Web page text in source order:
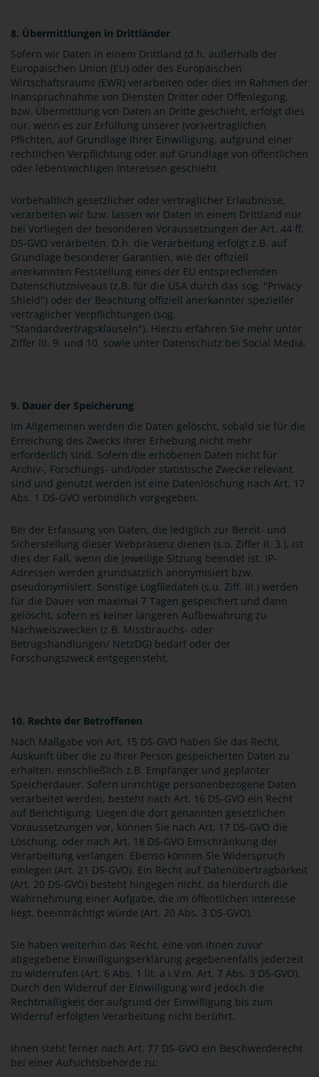
8. Übermittlungen in Drittländer
Sofern wir Daten in einem Drittland (d.h. außerhalb der
Europäischen Union (EU) oder des Europäischen
Wirtschaftsraums (EWR) verarbeiten oder dies im Rahmen der
Inanspruchnahme von Diensten Dritter oder Offenlegung,
bzw. Übermittlung von Daten an Dritte geschieht, erfolgt dies
nur, wenn es zur Erfüllung unserer (vor)vertraglichen
Pflichten, auf Grundlage Ihrer Einwilligung, aufgrund einer
rechtlichen Verpflichtung oder auf Grundlage von öffentlichen
oder lebenswichtigen Interessen geschieht.
Vorbehaltlich gesetzlicher oder vertraglicher Erlaubnisse,
verarbeiten wir bzw. lassen wir Daten in einem Drittland nur
bei Vorliegen der besonderen Voraussetzungen der Art. 44 ff.
DS-GVO verarbeiten. D.h. die Verarbeitung erfolgt z.B. auf
Grundlage besonderer Garantien, wie der offiziell
anerkannten Feststellung eines der EU entsprechenden
Datenschutzniveaus (z.B. für die USA durch das sog. "Privacy
Shield") oder der Beachtung offiziell anerkannter spezieller
vertraglicher Verpflichtungen (sog.
"Standardvertragsklauseln"). Hierzu erfahren Sie mehr unter
Ziffer III. 9. und 10. sowie unter Datenschutz bei Social Media.
9. Dauer der Speicherung
Im Allgemeinen werden die Daten gelöscht, sobald sie für die
Erreichung des Zwecks ihrer Erhebung nicht mehr
erforderlich sind. Sofern die erhobenen Daten nicht für
Archiv-, Forschungs- und/oder statistische Zwecke relevant
sind und genutzt werden ist eine Datenlöschung nach Art. 17
Abs. 1 DS-GVO verbindlich vorgegeben.
Bei der Erfassung von Daten, die lediglich zur Bereit- und
Sicherstellung dieser Webpräsenz dienen (s.o. Ziffer II. 3.), ist
dies der Fall, wenn die jeweilige Sitzung beendet ist. IP-
Adressen werden grundsätzlich anonymisiert bzw.
pseudonymisiert. Sonstige Logfiledaten (s.u. Ziff. III.) werden
für die Dauer von maximal 7 Tagen gespeichert und dann
gelöscht, sofern es keiner längeren Aufbewahrung zu
Nachweiszwecken (z.B. Missbrauchs- oder
Betrugshandlungen/ NetzDG) bedarf oder der
Forschungszweck entgegensteht.
10. Rechte der Betroffenen
Nach Maßgabe von Art. 15 DS-GVO haben Sie das Recht,
Auskunft über die zu Ihrer Person gespeicherten Daten zu
erhalten, einschließlich z.B. Empfänger und geplanter
Speicherdauer. Sofern unrichtige personenbezogene Daten
verarbeitet werden, besteht nach Art. 16 DS-GVO ein Recht
auf Berichtigung. Liegen die dort genannten gesetzlichen
Voraussetzungen vor, können Sie nach Art. 17 DS-GVO die
Löschung, oder nach Art. 18 DS-GVO Einschränkung der
Verarbeitung verlangen. Ebenso können Sie Widerspruch
einlegen (Art. 21 DS-GVO). Ein Recht auf Datenübertragbarkeit
(Art. 20 DS-GVO) besteht hingegen nicht, da hierdurch die
Wahrnehmung einer Aufgabe, die im öffentlichen Interesse
liegt, beeinträchtigt würde (Art. 20 Abs. 3 DS-GVO).
Sie haben weiterhin das Recht, eine von Ihnen zuvor
abgegebene Einwilligungserklärung gegebenenfalls jederzeit
zu widerrufen (Art. 6 Abs. 1 lit. a i.V.m. Art. 7 Abs. 3 DS-GVO).
Durch den Widerruf der Einwilligung wird jedoch die
Rechtmäßigkeit der aufgrund der Einwilligung bis zum
Widerruf erfolgten Verarbeitung nicht berührt.
Ihnen steht ferner nach Art. 77 DS-GVO ein Beschwerderecht
bei einer Aufsichtsbehörde zu: